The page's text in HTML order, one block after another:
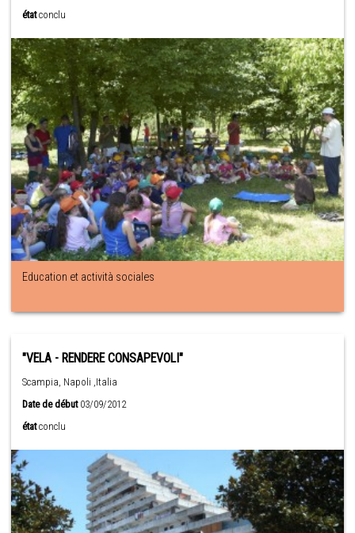
état conclu
Education et actività sociales
"VELA - RENDERE CONSAPEVOLI"
Scampia, Napoli ,Italia
Date de début03/09/2012
état conclu